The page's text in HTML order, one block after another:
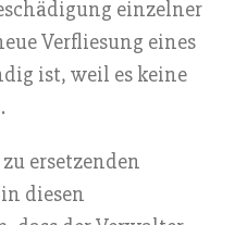
einzelner
Verfliesung eines
ist, weil es keine
ersetzenden
diesen